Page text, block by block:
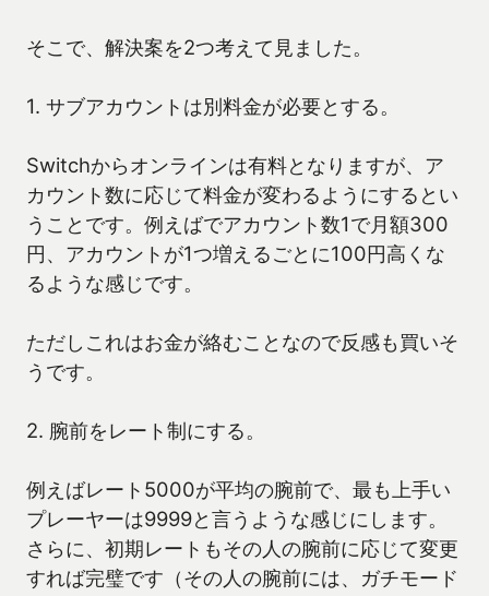
そこで、解決案を2つ考えて見ました。
1. サブアカウントは別料金が必要とする。
Switchからオンラインは有料となりますが、ア
カウント数に応じて料金が変わるようにするとい
うことです。例えばでアカウント数1で月額300
円、アカウントが1つ増えるごとに100円高くな
るような感じです。
ただしこれはお金が絡むことなので反感も買いそ
うです。
2. 腕前をレート制にする。
例えばレート5000が平均の腕前で、最も上手い
プレーヤーは9999と言うような感じにします。
さらに、初期レートもその人の腕前に応じて変更
すれば完璧です（その人の腕前には、ガチモード